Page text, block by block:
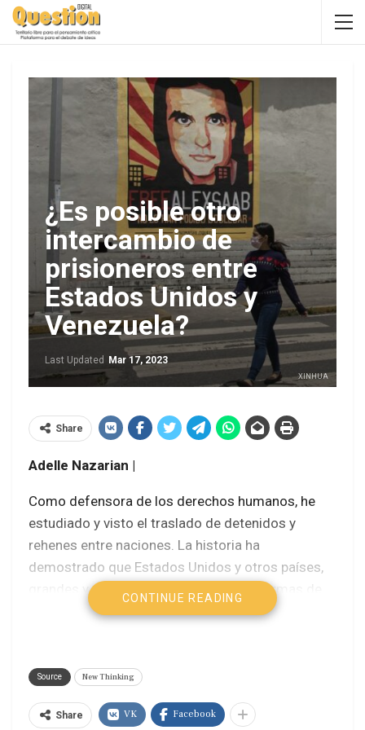
¿Es posible otro
intercambio de
prisioneros entre
Estados Unidos y
Venezuela?
Last Updated Mar 17, 2023
XINHUA
Share
Adelle Nazarian |
Como defensora de los derechos humanos, he
estudiado y visto el traslado de detenidos y
rehenes entre naciones. La historia ha
demostrado que Estados Unidos y otros países,
grandes y pequeños, han encontrado formas de
intercambiar prisioneros en interés de sus
Eyvin Hernandez espera que se pueda hacer tal
trato. El hombre de 44 años es un caso clásico de
CONTINUE READING
Source New Thinking
Share VK Facebook